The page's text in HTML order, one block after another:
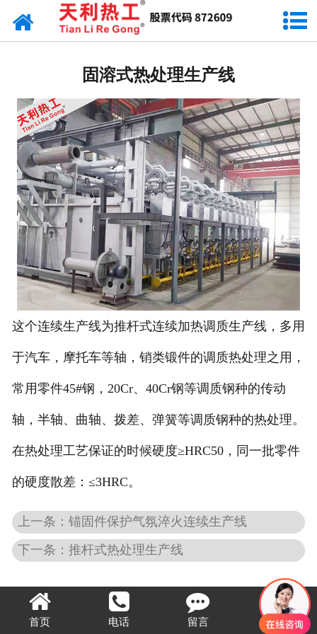
网站首页
井式热处理炉
热处理生产线
箱式/室式炉
铜、铝行业炉
工程现场
固溶式热处理生产线
这个连续生产线为推杆式连续加热调质生产线，多用
于汽车，摩托车等轴，销类锻件的调质热处理之用，
常用零件45#钢，20Cr、40Cr钢等调质钢种的传动
轴，半轴、曲轴、拨差、弹簧等调质钢种的热处理。
在热处理工艺保证的时候硬度≥HRC50，同一批零件
的硬度散差：≤3HRC。
上一条：锚固件保护气氛淬火连续生产线
下一条：推杆式热处理生产线
首页 电话 留言 顶部